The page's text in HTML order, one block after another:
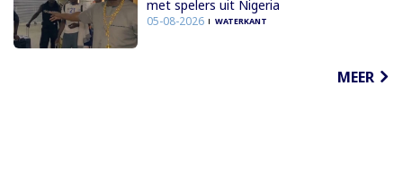
met spelers uit Nigeria
05-08-2026 WATERKANT
MEER